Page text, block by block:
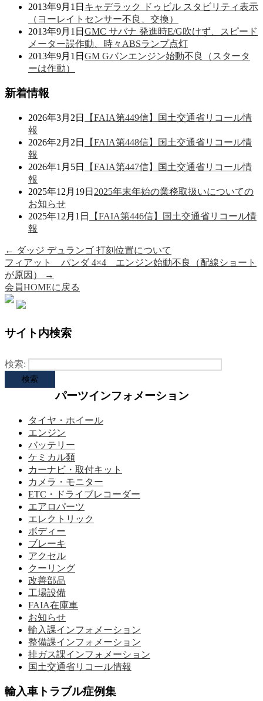
2013年9月1日 キャデラック ドゥビル スタビリティ表示
（ヨーレイトセンサー不良、交換）
2013年9月1日 GMC サバナ 発進時E/G吹けず、スピード
メーター誤作動、時々ABSランプ点灯
2013年9月1日 GM Gバンエンジン始動不良（スタータ
ーは作動）
新着情報
2026年3月2日
【FAIA第449信】国土交通省リコール情
報
2026年2月2日
【FAIA第448信】国土交通省リコール情
報
2026年1月5日
【FAIA第447信】国土交通省リコール情
報
2025年12月19日 2025年末年始の業務取扱いについての
お知らせ
2025年12月1日
【FAIA第446信】国土交通省リコール情
報
← ダッジ デュランゴ 打刻位置について
フィアット パンダ 4×4 エンジン始動不良（配線ショート
が原因）
→
会員HOMEに戻る
サイト内検索
検索:
パーツインフォメーション
タイヤ・ホイール
エンジン
バッテリー
ケミカル類
カーナビ・取付キット
カメラ・モニター
ETC・ドライブレコーダー
エアロパーツ
エレクトリック
ボディー
ブレーキ
アクセル
クーリング
改善部品
工場設備
FAIA在庫車
お知らせ
輸入課インフォメーション
整備課インフォメーション
排ガス課インフォメーション
国土交通省リコール情報
輸入車トラブル症例集